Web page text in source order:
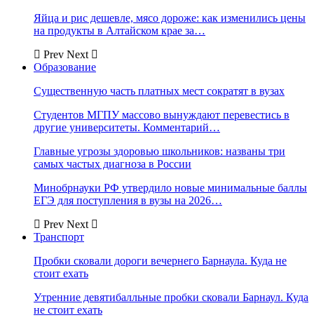
Яйца и рис дешевле, мясо дороже: как изменились цены
на продукты в Алтайском крае за…
Prev Next
Образование
Существенную часть платных мест сократят в вузах
Студентов МГПУ массово вынуждают перевестись в
другие университеты. Комментарий…
Главные угрозы здоровью школьников: названы три
самых частых диагноза в России
Минобрнауки РФ утвердило новые минимальные баллы
ЕГЭ для поступления в вузы на 2026…
Prev Next
Транспорт
Пробки сковали дороги вечернего Барнаула. Куда не
стоит ехать
Утренние девятибалльные пробки сковали Барнаул. Куда
не стоит ехать